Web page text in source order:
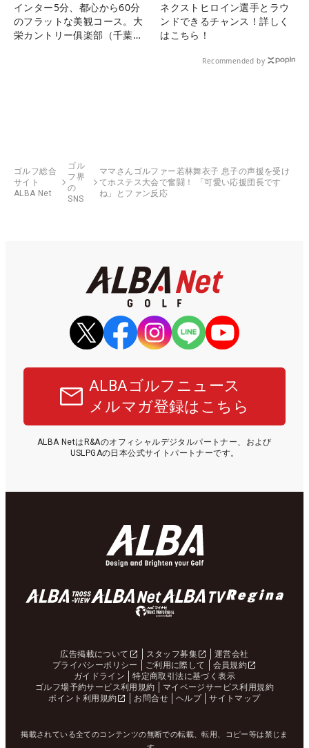
インター5分、都心から60分
のフラットな美観コース。大
栄カントリー俱楽部（千葉
ネクストヒロイン選手とラウ
ンドできるチャンス！詳しく
はこちら！
Recommended by
ゴルフ総合
サイト
ALBA Net
ゴル
フ界
の
SNS
ママさんゴルファー若林舞衣子 息子の声援を受け
てホステス大会で奮闘！ 「可愛い応援団長です
ね」とファン反応
ALBAゴルフニュース
メルマガ登録はこちら
ALBA NetはR&Aのオフィシャルデジタルパートナー、および
USLPGAの日本公式サイトパートナーです。
広告掲載について スタッフ募集
運営会社
プライバシーポリシー
ご利用に際して
会員規約
ガイドライン
特定商取引法に基づく表示
ゴルフ場予約サービス利用規約
マイページサービス利用規約
ポイント利用規約
お問合せ ヘルプ サイトマップ
掲載されている全てのコンテンツの無断での転載、転用、コピー等は禁じま